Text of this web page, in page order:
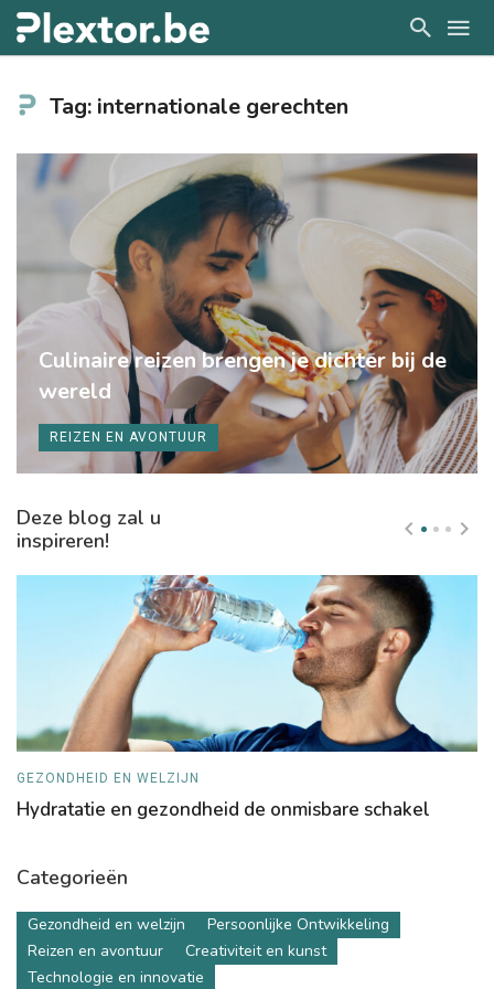
Tag: internationale gerechten
REIZEN EN AVONTUUR
Culinaire reizen brengen je dichter bij de
wereld
Deze blog zal u
inspireren!
GEZONDHEID EN WELZIJN
Hydratatie en gezondheid de onmisbare schakel
Categorieën
Gezondheid en welzijn
Persoonlijke Ontwikkeling
Reizen en avontuur
Creativiteit en kunst
Technologie en innovatie